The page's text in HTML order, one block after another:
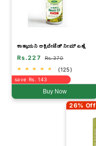
ಕಾತ್ಯಾಯನಿ ಆಕ್ಟಿವೇಟೆಡ್ ನೀಮ್ ಎಣ್ಣೆ
Rs.227 Rs.370
(125)
save Rs. 143
Buy Now
26% Off